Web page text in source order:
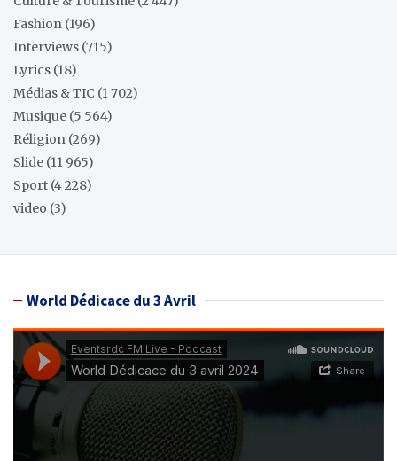
Fashion (196)
Interviews (715)
Lyrics (18)
Médias & TIC (1 702)
Musique (5 564)
Réligion (269)
Slide (11 965)
Sport (4 228)
video (3)
World Dédicace du 3 Avril